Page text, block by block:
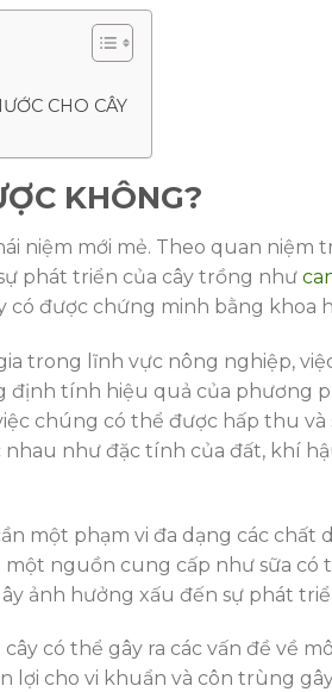
CHO CÂY
KHÔNG?
niệm mới mẻ. Theo quan niệm
phát triển của cây trồng như
được chứng minh bằng khoa
trong lĩnh vực nông nghiệp,
tính hiệu quả của phương
chúng có thể được hấp thu và
như đặc tính của đất, khí
một phạm vi đa dạng các chất
nguồn cung cấp như sữa có
ảnh hưởng xấu đến sự phát
có thể gây ra các vấn đề về
lợi cho vi khuẩn và côn trùng